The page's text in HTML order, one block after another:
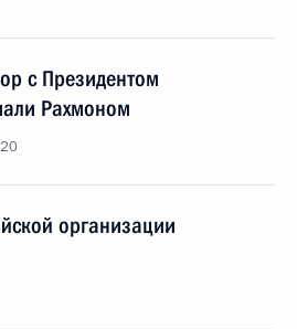
с Президентом
Рахмоном
организации